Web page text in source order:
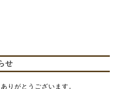
せ
りがとうございます。